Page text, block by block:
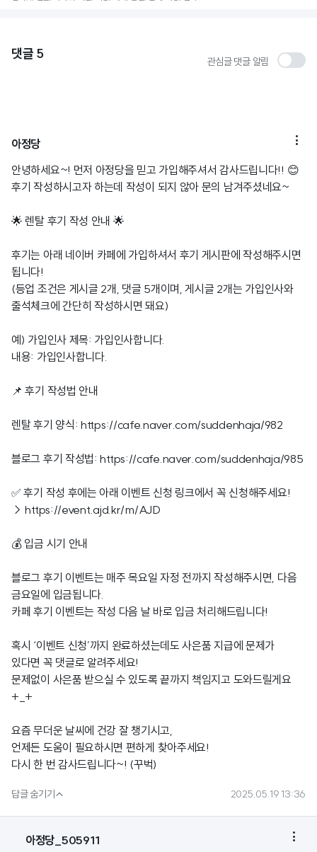
댓글 5 관심글 댓글 알림
아정당 
안녕하세요~! 먼저 아정당을 믿고 가입해주셔서 감사드립니다!! 😊
후기 작성하시고자 하는데 작성이 되지 않아 문의 남겨주셨네요~
🌟 렌탈 후기 작성 안내 🌟
후기는 아래 네이버 카페에 가입하셔서 후기 게시판에 작성해주시면
됩니다!
(등업 조건은 게시글 2개, 댓글 5개이며, 게시글 2개는 가입인사와
출석체크에 간단히 작성하시면 돼요)
예) 가입인사 제목: 가입인사합니다.
내용: 가입인사합니다.
📌 후기 작성법 안내
렌탈 후기 양식: https://cafe.naver.com/suddenhaja/982
블로그 후기 작성법:https://cafe.naver.com/suddenhaja/985
✅ 후기 작성 후에는 아래 이벤트 신청 링크에서 꼭 신청해주세요!
→https://event.ajd.kr/m/AJD
💰 입금 시기 안내
블로그 후기 이벤트는 매주 목요일 자정 전까지 작성해주시면, 다음
금요일에 입금됩니다.
카페 후기 이벤트는 작성 다음 날 바로 입금 처리해드립니다!
혹시 ‘이벤트 신청’까지 완료하셨는데도 사은품 지급에 문제가
있다면 꼭 댓글로 알려주세요!
문제없이 사은품 받으실 수 있도록 끝까지 책임지고 도와드릴게요
+_+
요즘 무더운 날씨에 건강 잘 챙기시고,
언제든 도움이 필요하시면 편하게 찾아주세요!
다시 한 번 감사드립니다~! (꾸벅)
답글 숨기기 2025.05.19 13:36
아정당_505911 